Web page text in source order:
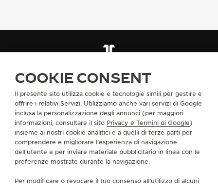
VARSAVIA
CI SEGUA
INFORMAZIONI SU DI NOI
SERVIZI
CONTATTI
COOKIE CONSENT
Il presente sito utilizza cookie e tecnologie simili per gestire e
offrire i relativi Servizi. Utilizziamo anche vari servizi di Google
inclusa la personalizzazione degli annunci (per maggiori
informazioni, consultare il sito Privacy e Termini di Google)
insieme ai nostri cookie analitici e a quelli di terze parti per
comprendere e migliorare l'esperienza di navigazione
dell'utente e per inviare materiale pubblicitario in linea con le
preferenze mostrate durante la navigazione.
Per modificare o revocare il tuo consenso all’utilizzo di alcuni